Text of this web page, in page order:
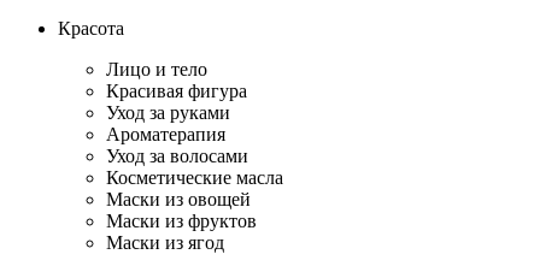
Красота
Лицо и тело
Красивая фигура
Уход за руками
Ароматерапия
Уход за волосами
Косметические масла
Маски из овощей
Маски из фруктов
Маски из ягод